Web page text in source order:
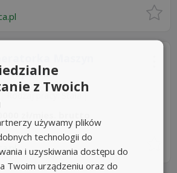
- koparki...
Rodzaj pracy: Stała
z Twoich
używamy plików
technologii do
i uzyskiwania dostępu do
Twoim urządzeniu oraz do